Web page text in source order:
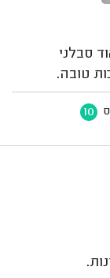
סבלני
טובה.
10